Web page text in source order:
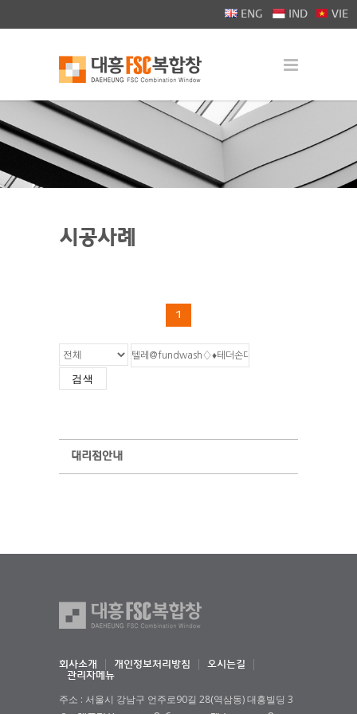
ENG IND VIE
시공사례
1
검색
대리점안내
회사소개 개인정보처리방침
오시는길
관리자메뉴
주소 : 서울시 강남구 언주로90길 28(역삼동) 대흥빌딩 3